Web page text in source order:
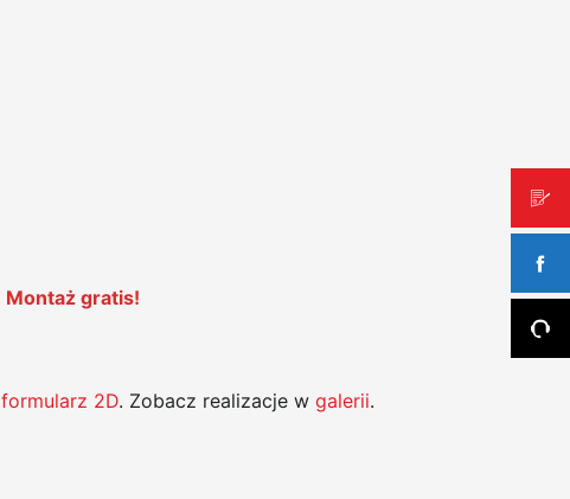
Montaż gratis!
formularz 2D. Zobacz realizacje w galerii.